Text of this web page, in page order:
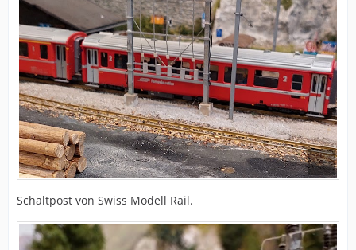
Schaltpost von Swiss Modell Rail.